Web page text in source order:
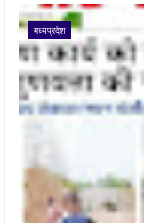
मध्यप्रदेश